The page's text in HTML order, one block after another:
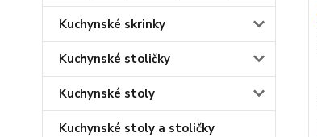
Kuchynské skrinky
Kuchynské stoličky
Kuchynské stoly
Kuchynské stoly a stoličky